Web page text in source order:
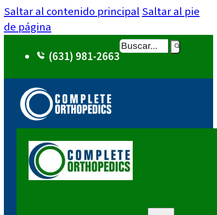
Saltar al contenido principal Saltar al pie
de página
(631) 981-2663
Buscar